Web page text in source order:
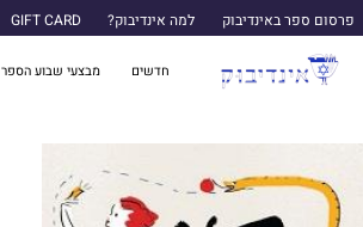
פרסום ספר באינדיבוק למה אינדיבוק? GIFT CARD
חדשים מבצעי שבוע הספר 2026